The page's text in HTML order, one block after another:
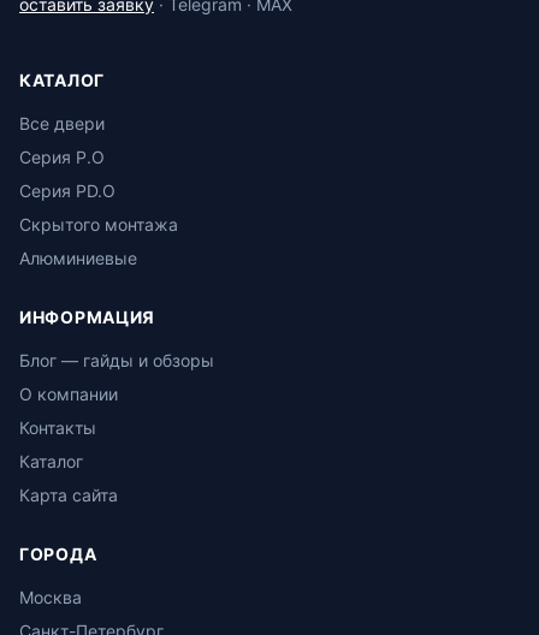
оставить заявку · Telegram · MAX
КАТАЛОГ
Все двери
Серия P.O
Серия PD.O
Скрытого монтажа
Алюминиевые
ИНФОРМАЦИЯ
Блог — гайды и обзоры
О компании
Контакты
Каталог
Карта сайта
ГОРОДА
Москва
Санкт-Петербург